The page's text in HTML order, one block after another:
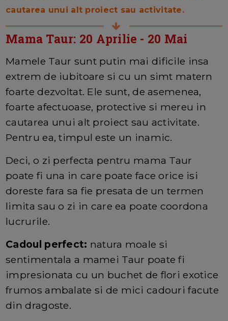
cautarea unui alt proiect sau activitate.
Mama Taur: 20 Aprilie - 20 Mai
Mamele Taur sunt putin mai dificile insa
extrem de iubitoare si cu un simt matern
foarte dezvoltat. Ele sunt, de asemenea,
foarte afectuoase, protective si mereu in
cautarea unui alt proiect sau activitate.
Pentru ea, timpul este un inamic.
Deci, o zi perfecta pentru mama Taur
poate fi una in care poate face orice isi
doreste fara sa fie presata de un termen
limita sau o zi in care ea poate coordona
lucrurile.
Cadoul perfect: natura moale si
sentimentala a mamei Taur poate fi
impresionata cu un buchet de flori exotice
frumos ambalate si de mici cadouri facute
din dragoste.